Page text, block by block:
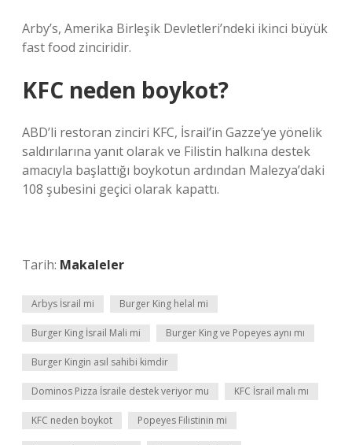
Arby’s, Amerika Birleşik Devletleri’ndeki ikinci büyük
fast food zinciridir.
KFC neden boykot?
ABD’li restoran zinciri KFC, İsrail’in Gazze’ye yönelik
saldırılarına yanıt olarak ve Filistin halkına destek
amacıyla başlattığı boykotun ardından Malezya’daki
108 şubesini geçici olarak kapattı.
Tarih: Makaleler
Arbys İsrail mi Burger King helal mi
Burger King İsrail Mali mi Burger King ve Popeyes aynı mı
Burger Kingin asıl sahibi kimdir
Dominos Pizza İsraile destek veriyor mu KFC İsrail malı mı
KFC neden boykot Popeyes Filistinin mi